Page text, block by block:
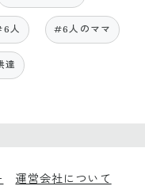
人 #6人のママ
達
運営会社について